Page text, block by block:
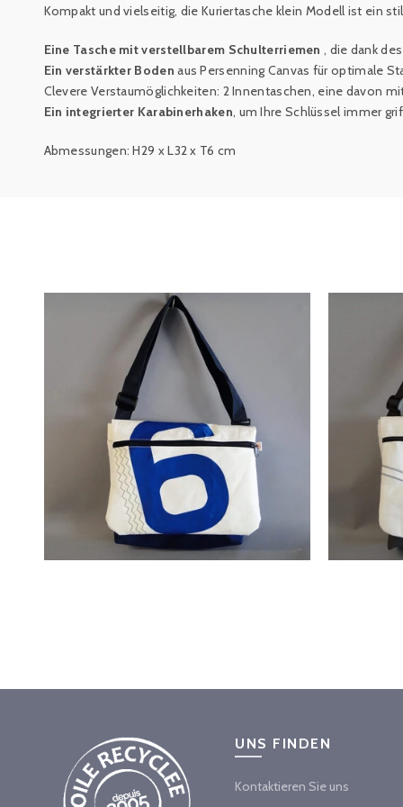
Kompakt und vielseitig, die Kuriertasche klein Modell ist ein
Eine Tasche mit verstellbarem Schulterriemen, die dank
Ein verstärkter Boden aus Persenning Canvas für optimale
Clevere Verstaumöglichkeiten: 2 Innentaschen, eine davon
Ein integrierter Karabinerhaken, um Ihre Schlüssel immer
Abmessungen: H29 x L32 x T6 cm
UNS FINDEN
Kontaktieren Sie uns